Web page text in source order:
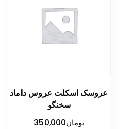
عروسک اسکلت عروس داماد
سخنگو
تومان350,000